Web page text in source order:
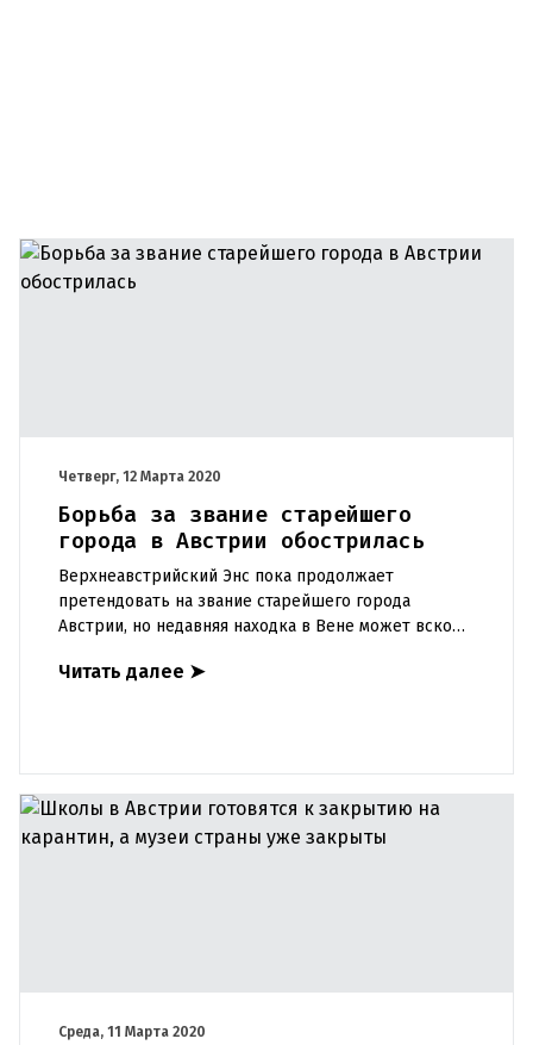
Четверг, 12 Марта 2020
Борьба за звание старейшего
города в Австрии обострилась
Верхнеавстрийский Энс пока продолжает
претендовать на звание старейшего города
Австрии, но недавняя находка в Вене может вскоре
есть еще несколько канди
Читать далее ➤
Среда, 11 Марта 2020